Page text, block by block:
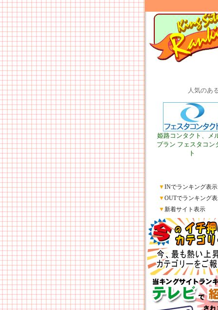
人気のあ
姫路コンタクト、メ
プラン フェスタコン
ト
▼INでランキング表示
▼OUTでランキング
▼新着サイト表示